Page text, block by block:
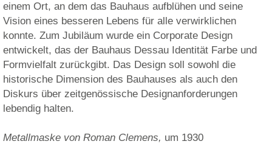
einem Ort, an dem das Bauhaus aufblühen und seine
Vision eines besseren Lebens für alle verwirklichen
konnte. Zum Jubiläum wurde ein Corporate Design
entwickelt, das der Bauhaus Dessau Identität Farbe und
Formvielfalt zurückgibt. Das Design soll sowohl die
historische Dimension des Bauhauses als auch den
Diskurs über zeitgenössische Designanforderungen
lebendig halten.
Metallmaske von Roman Clemens, um 1930